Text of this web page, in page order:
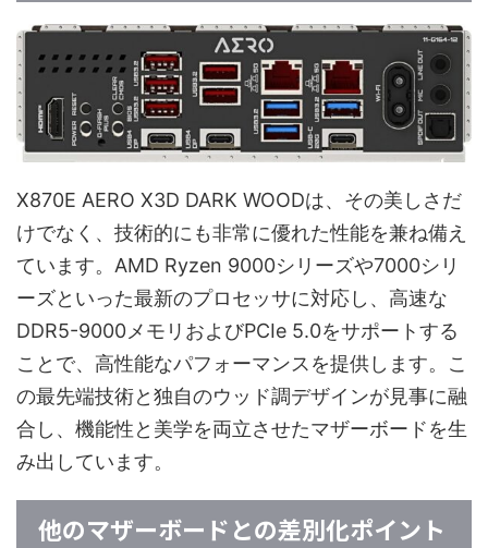
X870E AERO X3D DARK WOODは、その美しさだ
けでなく、技術的にも非常に優れた性能を兼ね備え
ています。AMD Ryzen 9000シリーズや7000シリ
ーズといった最新のプロセッサに対応し、高速な
DDR5-9000メモリおよびPCIe 5.0をサポートする
ことで、高性能なパフォーマンスを提供します。こ
の最先端技術と独自のウッド調デザインが見事に融
合し、機能性と美学を両立させたマザーボードを生
み出しています。
他のマザーボードとの差別化ポイント